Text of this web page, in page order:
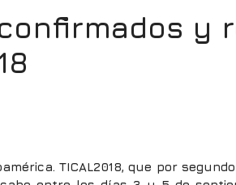
y
TICAL2018, que por